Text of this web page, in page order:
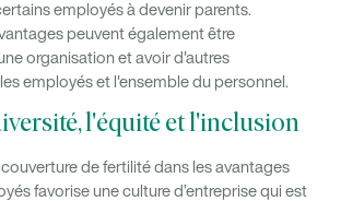
employés à devenir parents.
peuvent également être
organisation et avoir d'autres
employés et l'ensemble du personnel.
l'équité et l'inclusion
couverture de fertilité dans les avantages
favorise une culture d’entreprise qui est